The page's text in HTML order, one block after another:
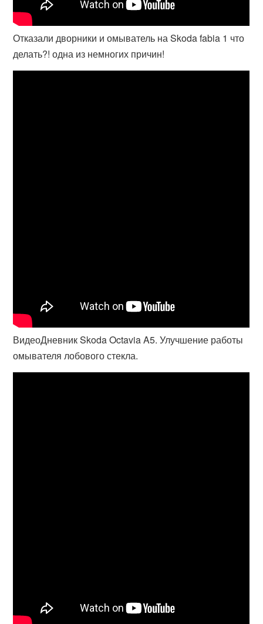
Отказали дворники и омыватель на Skoda fabia 1 что
делать?! одна из немногих причин!
ВидеоДневник Skoda Octavia A5. Улучшение работы
омывателя лобового стекла.